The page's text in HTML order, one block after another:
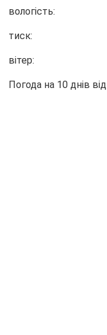
вологість:
тиск:
вітер:
Погода на 10 днів від